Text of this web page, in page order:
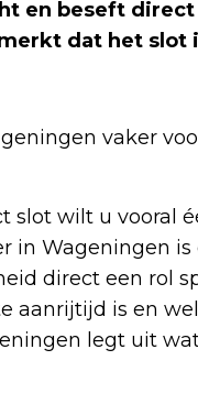
en beseft
dat het slot
vaker
slot wilt u vooral
in Wageningen
direct een rol
aanrijtijd is en
legt uit